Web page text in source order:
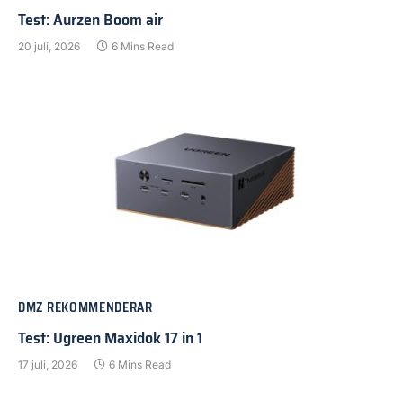
Test: Aurzen Boom air
20 juli, 2026 6 Mins Read
DMZ REKOMMENDERAR
Test: Ugreen Maxidok 17 in 1
17 juli, 2026 6 Mins Read